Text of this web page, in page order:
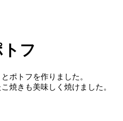
フ
ポトフを作りました。
焼きも美味しく焼けました。